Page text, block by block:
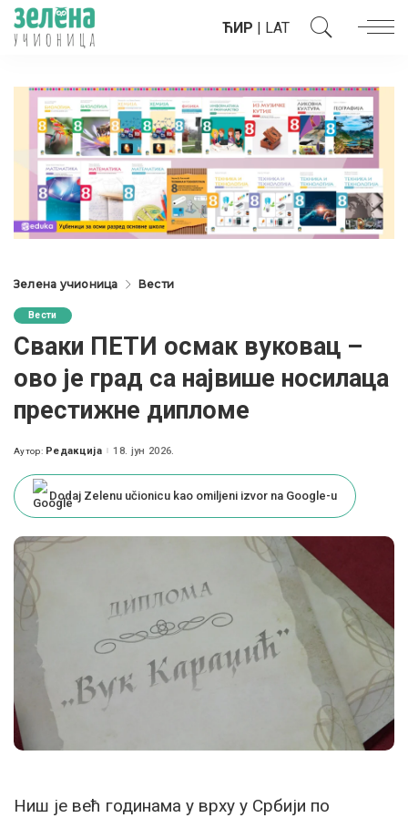
ЋИР | LAT
Зелена учионица Вести
Вести
Сваки ПЕТИ осмак вуковац –
ово је град са највише носилаца
престижне дипломе
Posted
Аутор: Редакција 18. јун 2026.
Dodaj Zelenu učionicu kao omiljeni izvor na Google-u
Ниш је већ годинама у врху у Србији по